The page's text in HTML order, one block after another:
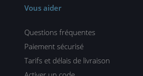
Vous aider
Questions fréquentes
Paiement sécurisé
Tarifs et délais de livraison